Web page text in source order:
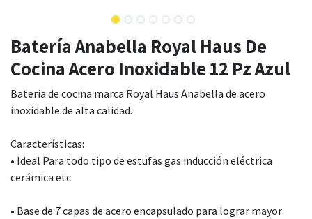
Batería Anabella Royal Haus De
Cocina Acero Inoxidable 12 Pz Azul
Bateria de cocina marca Royal Haus Anabella de acero
inoxidable de alta calidad.
Características:
• Ideal Para todo tipo de estufas gas inducción eléctrica
cerámica etc
• Base de 7 capas de acero encapsulado para lograr mayor